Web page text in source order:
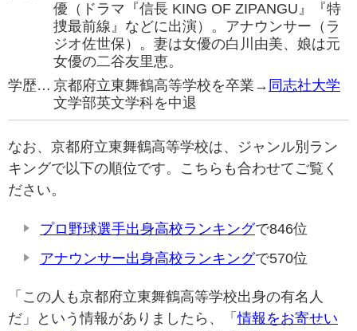
優（ドラマ『信長 KING OF ZIPANGU』『特
捜最前線』などに出演）。アナウンサー（ラ
ジオ佐世保）。妻は女優の白川由美、娘は元
女優の二谷友里恵。
学歴… 京都府立東舞鶴高等学校を卒業→ 同志社大学
文学部英文学科を中退
なお、京都府立東舞鶴高等学校は、ジャンル別ラン
キングで以下の順位です。こちらも合わせてご覧く
ださい。
プロ野球選手出身高校ランキングで846位
アナウンサー出身高校ランキングで570位
「この人も京都府立東舞鶴高等学校出身の有名人
だ」という情報がありましたら、「情報をお寄せい